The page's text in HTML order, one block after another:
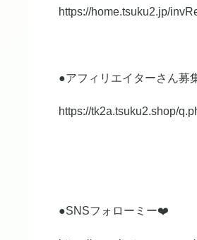
https://home.tsuku2.jp/
●アフィリエイターさん募集
https://tk2a.tsuku2.shop/
●SNSフォローミー❤️